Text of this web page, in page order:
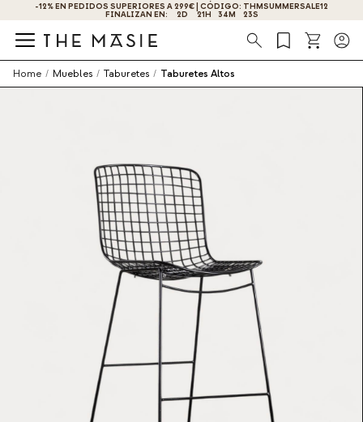
-12% EN PEDIDOS SUPERIORES A 299€ | CÓDIGO: THMSUMMERSALE12
FINALIZAN EN: 2D 21H 34M 23S
Búsqueda
Home / Muebles / Taburetes / Taburetes Altos